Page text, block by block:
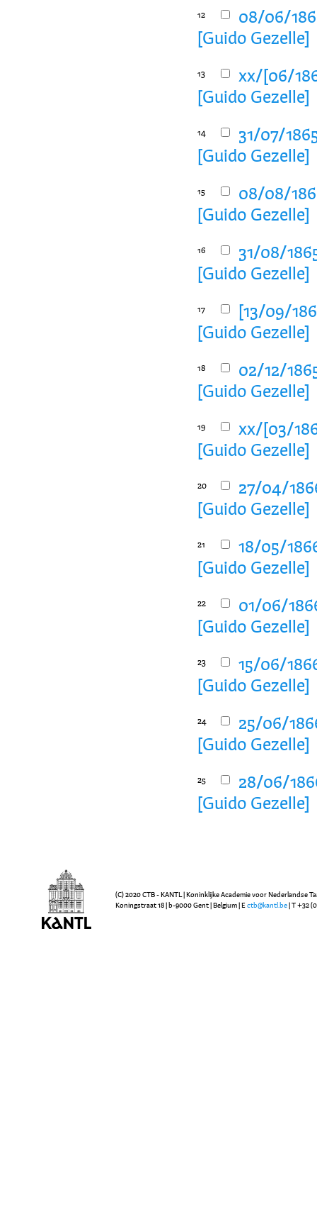
12
08/06/
[Guido Gezelle]
13
xx/[06/
[Guido Gezelle]
14
31/07/
[Guido Gezelle]
15
08/08/
[Guido Gezelle]
16
31/08/
[Guido Gezelle]
17
[13/09/
[Guido Gezelle]
18
02/12/
[Guido Gezelle]
19
xx/[03/
[Guido Gezelle]
20
27/04/
[Guido Gezelle]
21
18/05/
[Guido Gezelle]
22
01/06/
[Guido Gezelle]
23
15/06/
[Guido Gezelle]
24
25/06/
[Guido Gezelle]
25
28/06/
[Guido Gezelle]
(C) 2020 CTB - KANTL | Koninklijke Academie voor Nederlandse
Koningstraat 18 | b-9000 Gent | Belgium | E ctb@kantl.be | T +32